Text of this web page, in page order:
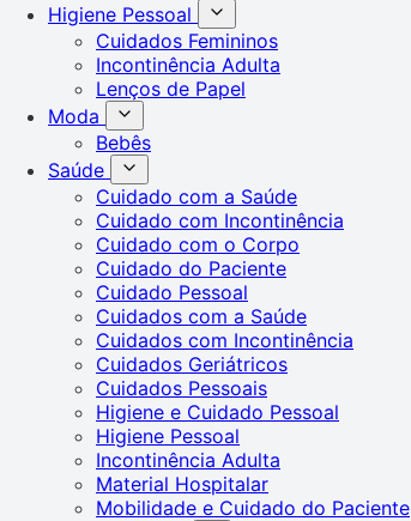
Higiene Pessoal
Cuidados Femininos
Incontinência Adulta
Lenços de Papel
Moda
Bebês
Saúde
Cuidado com a Saúde
Cuidado com Incontinência
Cuidado com o Corpo
Cuidado do Paciente
Cuidado Pessoal
Cuidados com a Saúde
Cuidados com Incontinência
Cuidados Geriátricos
Cuidados Pessoais
Higiene e Cuidado Pessoal
Higiene Pessoal
Incontinência Adulta
Material Hospitalar
Mobilidade e Cuidado do Paciente